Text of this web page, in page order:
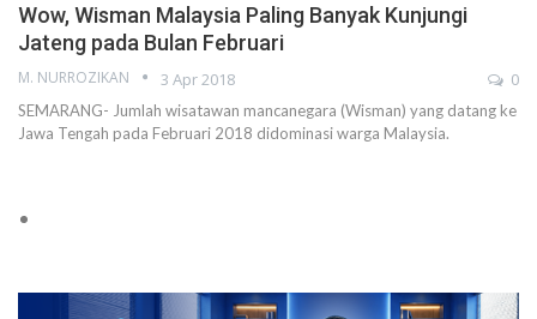
Wow, Wisman Malaysia Paling Banyak Kunjungi
Jateng pada Bulan Februari
M. NURROZIKAN 3 Apr 2018 0
SEMARANG- Jumlah wisatawan mancanegara (Wisman) yang datang ke
Jawa Tengah pada Februari 2018 didominasi warga Malaysia.